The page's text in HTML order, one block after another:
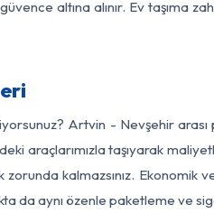
altına alınır. Ev taşıma
Artvin - Nevşehir
araçlarımızla taşıyarak
kalmazsınız. Ekonomik
da aynı özenle paketleme ve